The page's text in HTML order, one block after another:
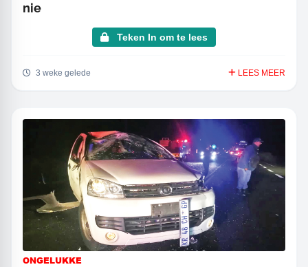
nie
Teken In om te lees
3 weke gelede LEES MEER
ONGELUKKE